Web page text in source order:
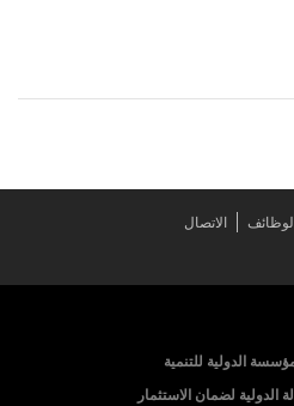
الاتصال
الدولية للتنمية
الدولية لضمان الاستثمار